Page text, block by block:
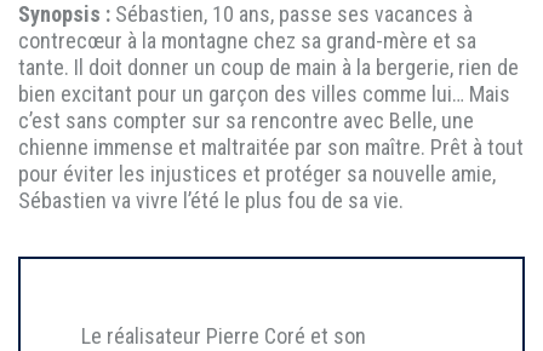
Synopsis : Sébastien, 10 ans, passe ses vacances à
contrecœur à la montagne chez sa grand-mère et sa
tante. Il doit donner un coup de main à la bergerie, rien de
bien excitant pour un garçon des villes comme lui… Mais
c’est sans compter sur sa rencontre avec Belle, une
chienne immense et maltraitée par son maître. Prêt à tout
pour éviter les injustices et protéger sa nouvelle amie,
Sébastien va vivre l’été le plus fou de sa vie.
Le réalisateur Pierre Coré et son